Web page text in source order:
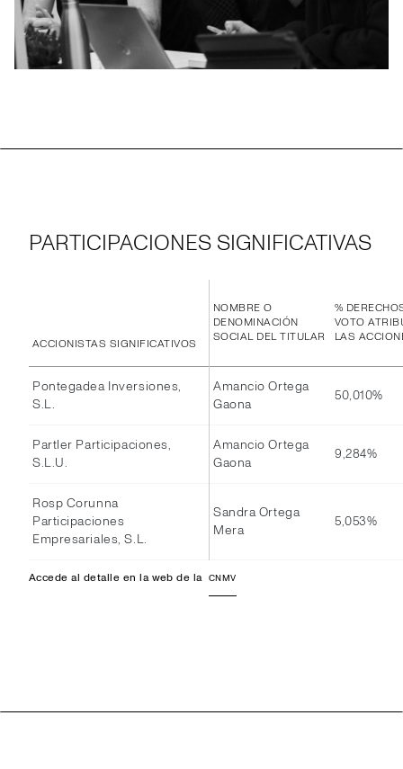
PARTICIPACIONES SIGNIFICATIVAS
ACCIONISTAS SIGNIFICATIVOS
NOMBRE O
DENOMINACIÓN
SOCIAL DEL TITULAR
%
VOTO
LAS
Pontegadea Inversiones,
S.L.
Amancio Ortega
Gaona
50,010%
Partler Participaciones,
S.L.U.
Amancio Ortega
Gaona
9,284%
Rosp Corunna
Participaciones
Empresariales, S.L.
Sandra Ortega
Mera
5,053%
Accede al detalle en la web de la CNMV